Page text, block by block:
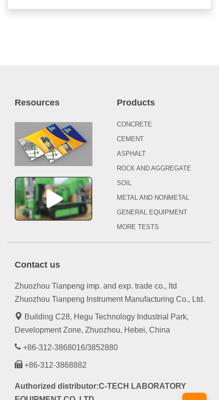
Resources Products
CONCRETE
CEMENT
ASPHALT
ROCK AND AGGREGATE
SOIL
METAL AND NONMETAL
GENERAL EQUIPMENT
MORE TESTS
Contact us
Zhuozhou Tianpeng imp. and exp. trade co., ltd
Zhuozhou Tianpeng Instrument Manufacturing Co., Ltd.
Building C28, Hegu Technology Industrial Park,
Development Zone, Zhuozhou, Hebei, China
+86-312-3868016/3852880
+86-312-3868882
Authorized distributor:C-TECH LABORATORY